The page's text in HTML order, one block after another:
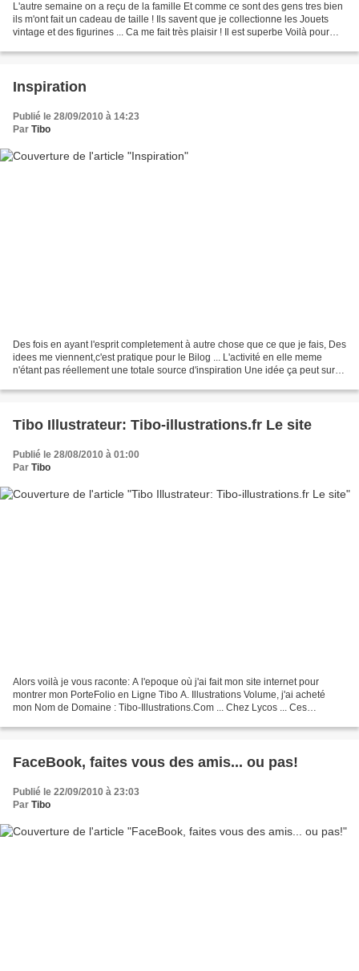
L'autre semaine on a reçu de la famille Et comme ce sont des gens tres bien
ils m'ont fait un cadeau de taille ! Ils savent que je collectionne les Jouets
vintage et des figurines ... Ca me fait très plaisir ! Il est superbe Voilà pour
Inspiration
Publié le 28/09/2010 à 14:23
Par Tibo
Des fois en ayant l'esprit completement à autre chose que ce que je fais, Des
idees me viennent,c'est pratique pour le Bilog ... L'activité en elle meme
n'étant pas réellement une totale source d'inspiration Une idée ça peut surgir
Tibo Illustrateur: Tibo-illustrations.fr Le site
Publié le 28/08/2010 à 01:00
Par Tibo
Alors voilà je vous raconte: A l'epoque où j'ai fait mon site internet pour
montrer mon PorteFolio en Ligne Tibo A. Illustrations Volume, j'ai acheté
mon Nom de Domaine : Tibo-Illustrations.Com ... Chez Lycos ... Ces
FaceBook, faites vous des amis... ou pas!
Publié le 22/09/2010 à 23:03
Par Tibo